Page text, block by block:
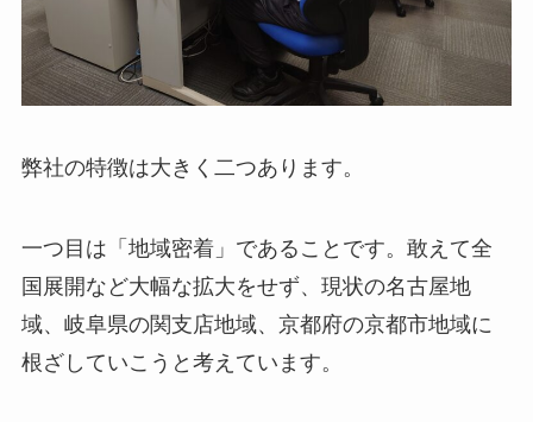
弊社の特徴は大きく二つあります。
一つ目は「地域密着」であることです。敢えて全
国展開など大幅な拡大をせず、現状の名古屋地
域、岐阜県の関支店地域、京都府の京都市地域に
根ざしていこうと考えています。